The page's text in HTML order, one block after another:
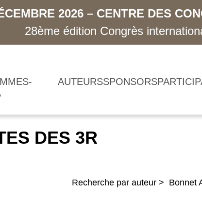
2026 – CENTRE DES
28ème édition Congrès
AUTEURSSPONSORS
DES 3R
Recherche par auteur > Bonnet